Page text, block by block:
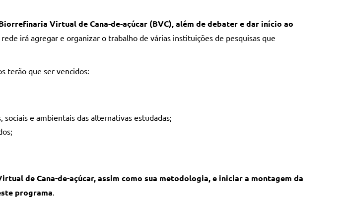
Virtual de Cana-de-açúcar (BVC), além de debater e dar início ao
rede irá agregar e organizar o trabalho de várias instituições de pesquisas que
terão que ser vencidos:
e ambientais das alternativas estudadas;
de Cana-de-açúcar, assim como sua metodologia, e iniciar a montagem da
programa.